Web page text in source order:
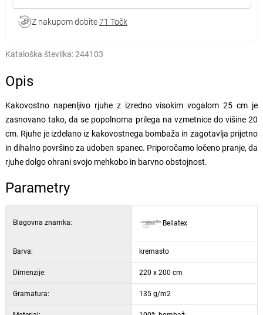
Z nakupom dobite71 Točk
Kataloška številka:244103
Opis
Kakovostno napenljivo rjuhe z izredno visokim vogalom 25 cm je
zasnovano tako, da se popolnoma prilega na vzmetnice do višine 20
cm. Rjuhe je izdelano iz kakovostnega bombaža in zagotavlja prijetno
in dihalno površino za udoben spanec. Priporočamo ločeno pranje, da
rjuhe dolgo ohrani svojo mehkobo in barvno obstojnost.
Parametry
Blagovna znamka: Bellatex
Barva: kremasto
Dimenzije: 220 x 200 cm
Gramatura: 135 g/m2